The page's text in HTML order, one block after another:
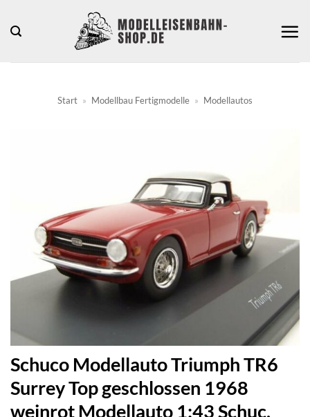
Inhalt
Start » Modellbau Fertigmodelle » Modellautos
Schuco Modellauto Triumph TR6
Surrey Top geschlossen 1968
weinrot Modellauto 1:43 Schuc,